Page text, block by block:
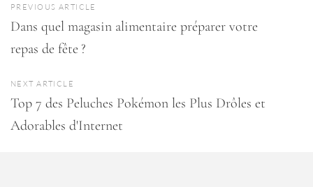
PREVIOUS ARTICLE
Dans quel magasin alimentaire préparer votre
repas de fête ?
NEXT ARTICLE
Top 7 des Peluches Pokémon les Plus Drôles et
Adorables d'Internet